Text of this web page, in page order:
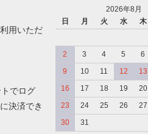
用いただ
でログ
決済でき
2026年8月
日
月 火 水 木
2
3 4 5 6
9
10 11 12 13
16
17 18 19 20
23
24 25 26 27
30
31